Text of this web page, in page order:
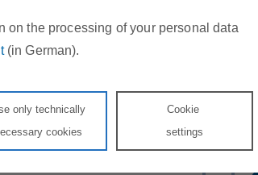
on the processing of your personal data
(in German).
only technically
cookies
Cookie
settings
Sie direkt zum Statistik-